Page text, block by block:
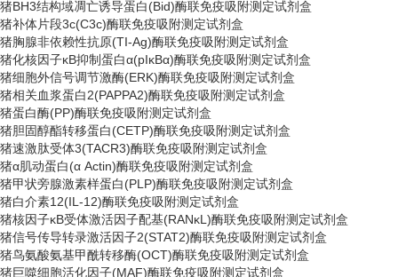
猪BH3结构域凋亡诱导蛋白(Bid)酶联免疫吸附测定试剂盒
猪补体片段3c(C3c)酶联免疫吸附测定试剂盒
猪胸腺非依赖性抗原(TI-Ag)酶联免疫吸附测定试剂盒
猪化核因子κB抑制蛋白α(pIκBα)酶联免疫吸附测定试剂盒
猪细胞外信号调节激酶(ERK)酶联免疫吸附测定试剂盒
猪相关血浆蛋白2(PAPPA2)酶联免疫吸附测定试剂盒
猪蛋白酶(PP)酶联免疫吸附测定试剂盒
猪胆固醇酯转移蛋白(CETP)酶联免疫吸附测定试剂盒
猪速激肽受体3(TACR3)酶联免疫吸附测定试剂盒
猪α肌动蛋白(α Actin)酶联免疫吸附测定试剂盒
猪甲状旁腺激素样蛋白(PLP)酶联免疫吸附测定试剂盒
猪白介素12(IL-12)酶联免疫吸附测定试剂盒
猪核因子κB受体激活因子配基(RANκL)酶联免疫吸附测定试剂盒
猪信号传导转录激活因子2(STAT2)酶联免疫吸附测定试剂盒
猪鸟氨酸氨基甲酰转移酶(OCT)酶联免疫吸附测定试剂盒
猪巨噬细胞活化因子(MAF)酶联免疫吸附测定试剂盒